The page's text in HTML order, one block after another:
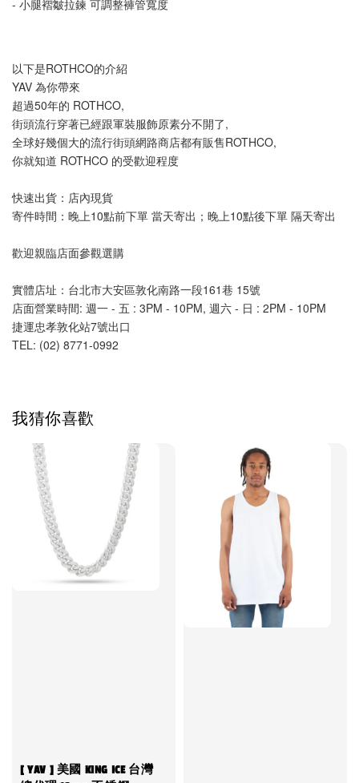
- 小腿褶皺拉鍊 可調整褲管寬度
以下是ROTHCO的介紹
YAV 為你帶來
超過50年的 ROTHCO,
街頭流行穿著已經跟軍裝服飾原素分不開了,
全球好幾個大的流行街頭網路商店都有販售ROTHCO,
你就知道 ROTHCO 的受歡迎程度
快速出貨：店內現貨
寄件時間：晚上10點前下單 當天寄出；晚上10點後下單 隔天寄出
歡迎親臨店面參觀選購
實體店址：台北市大安區敦化南路一段161巷 15號
店面營業時間: 週一 - 五 : 3PM - 10PM, 週六 - 日 : 2PM - 10PM
捷運忠孝敦化站7號出口
TEL: (02) 8771-0992
我猜你喜歡
[ YAV ] 美國 KING ICE 台灣